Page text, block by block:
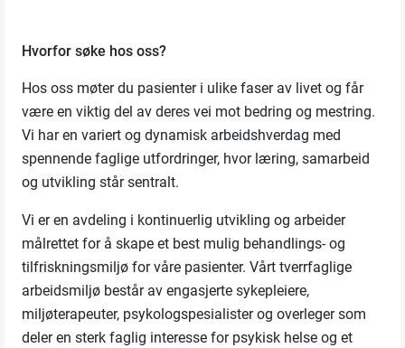
Hvorfor søke hos oss?
Hos oss møter du pasienter i ulike faser av livet og får
være en viktig del av deres vei mot bedring og mestring.
Vi har en variert og dynamisk arbeidshverdag med
spennende faglige utfordringer, hvor læring, samarbeid
og utvikling står sentralt.
Vi er en avdeling i kontinuerlig utvikling og arbeider
målrettet for å skape et best mulig behandlings- og
tilfriskningsmiljø for våre pasienter. Vårt tverrfaglige
arbeidsmiljø består av engasjerte sykepleiere,
miljøterapeuter, psykologspesialister og overleger som
deler en sterk faglig interesse for psykisk helse og et